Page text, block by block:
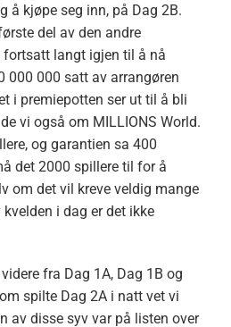
å kjøpe seg inn, på Dag 2B.
del av den andre
fortsatt langt igjen til å nå
000 000 satt av arrangøren
i premiepotten ser ut til å bli
vi også om MILLIONS World.
og garantien sa 400
det 2000 spillere til for å
om det vil kreve veldig mange
i dag er det ikke
fra Dag 1A, Dag 1B og
spilte Dag 2A i natt vet vi
av disse syv var på listen over